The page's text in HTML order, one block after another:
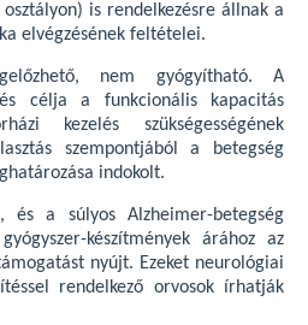
is rendelkezésre állnak a
elvégzésének feltételei.
nem gyógyítható. A
célja a funkcionális kapacitás
kezelés szükségességének
szempontjából a betegség
indokolt.
és a súlyos Alzheimer-betegség
készítmények árához az
nyújt. Ezeket neurológiai
rendelkező orvosok írhatják